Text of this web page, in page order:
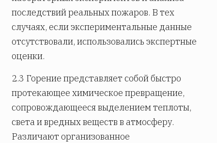
последствий реальных пожаров. В тех
случаях, если экспериментальные данные
отсутствовали, использовались экспертные
оценки.
2.3 Горение представляет собой быстро
протекающее химическое превращение,
сопровождающееся выделением теплоты,
света и вредных веществ в атмосферу.
Различают организованное